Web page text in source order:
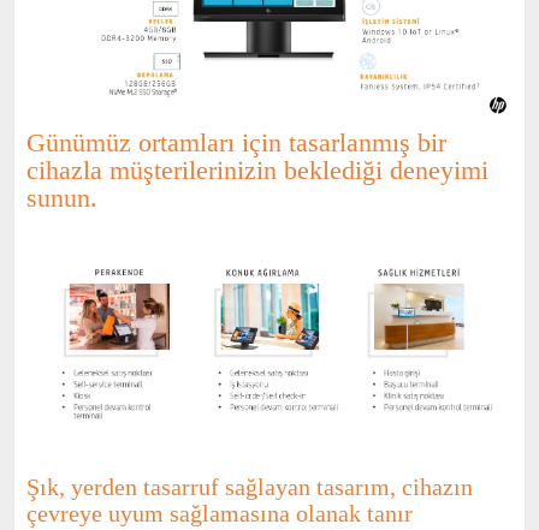
Günümüz ortamları için tasarlanmış bir
cihazla müşterilerinizin beklediği deneyimi
sunun.
Şık, yerden tasarruf sağlayan tasarım, cihazın
çevreye uyum sağlamasına olanak tanır